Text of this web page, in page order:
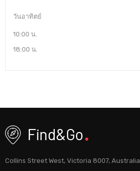
วันอาทิตย์
10:00 น.
18:00 น.
Collins Street West, Victoria 8007, Australia.